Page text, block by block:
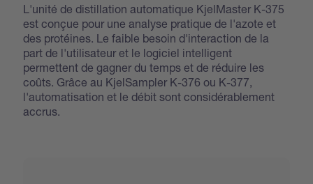
L'unité de distillation automatique KjelMaster K-375
est conçue pour une analyse pratique de l'azote et
des protéines. Le faible besoin d'interaction de la
part de l'utilisateur et le logiciel intelligent
permettent de gagner du temps et de réduire les
coûts. Grâce au KjelSampler K-376 ou K-377,
l'automatisation et le débit sont considérablement
accrus.